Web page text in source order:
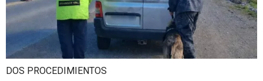
DOS PROCEDIMIENTOS